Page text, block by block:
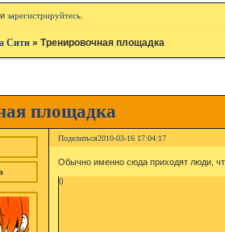
зарегистрируйтесь.
Сити »Тренировочная площадка
площадка
Поделиться2010-03-16 17:04:17
Обычно именно сюда приходят люди,
0